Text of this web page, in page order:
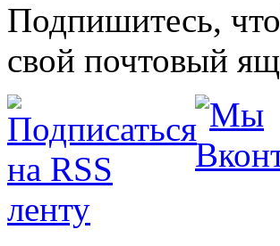
Подпишитесь,
свой почтовый